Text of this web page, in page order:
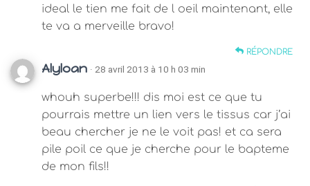
ideal le tien me fait de l oeil maintenant, elle
te va a merveille bravo!
RÉPONDRE
Alyloan · 28 avril 2013 à 10 h 03 min
whouh superbe!!! dis moi est ce que tu
pourrais mettre un lien vers le tissus car j’ai
beau chercher je ne le voit pas! et ca sera
pile poil ce que je cherche pour le bapteme
de mon fils!!